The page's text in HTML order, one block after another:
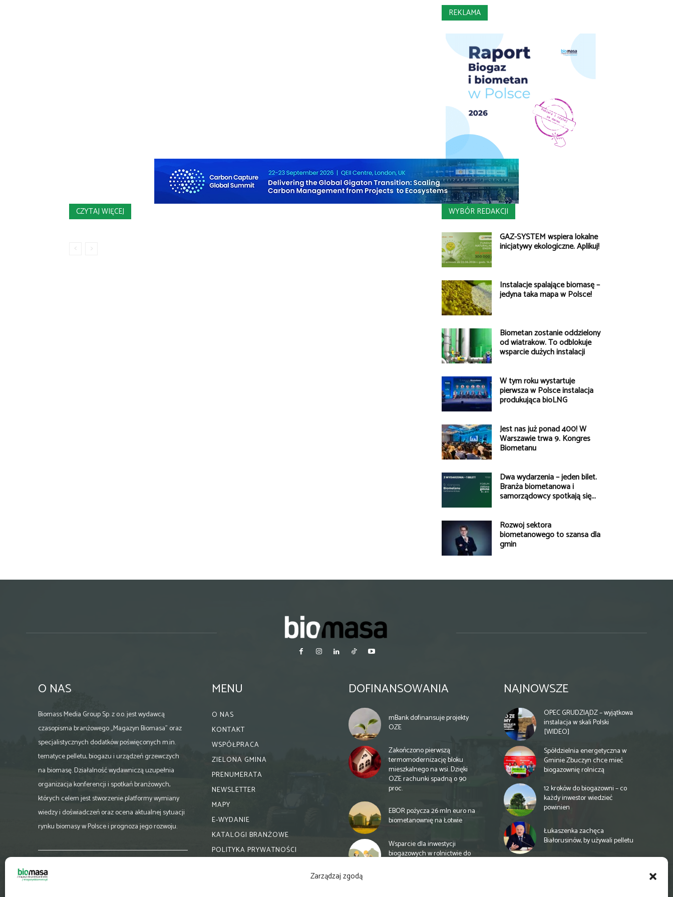
Zarządzaj zgodą
REKLAMA
CZYTAJ WIĘCEJ WYBÓR REDAKCJI
GAZ-SYSTEM wspiera lokalne
inicjatywy ekologiczne. Aplikuj!
Instalacje spalające biomasę –
jedyna taka mapa w Polsce!
Biometan zostanie oddzielony
od wiatraków. To odblokuje
wsparcie dużych instalacji
W tym roku wystartuje
pierwsza w Polsce instalacja
produkująca bioLNG
Jest nas już ponad 400! W
Warszawie trwa 9. Kongres
Biometanu
Dwa wydarzenia – jeden bilet.
Branża biometanowa i
samorządowcy spotkają się...
Rozwój sektora
biometanowego to szansa dla
gmin
O NAS
Biomass Media Group Sp. z o.o. jest wydawcą
czasopisma branżowego „Magazyn Biomasa” oraz
specjalistycznych dodatków poświęconych m.in.
tematyce pelletu, biogazu i urządzeń grzewczych
na biomasę. Działalność wydawniczą uzupełnia
organizacja konferencji i spotkań branżowych,
których celem jest stworzenie platformy wymiany
wiedzy i doświadczeń oraz ocena aktualnej sytuacji
rynku biomasy w Polsce i prognoza jego rozwoju.
biuro@magazynbiomasa.pl
MENU
O NAS
KONTAKT
WSPÓŁPRACA
ZIELONA GMINA
PRENUMERATA
NEWSLETTER
MAPY
E-WYDANIE
KATALOGI BRANŻOWE
POLITYKA PRYWATNOŚCI
DOFINANSOWANIA
mBank dofinansuje projekty
OZE
Zakończono pierwszą
termomodernizację bloku
mieszkalnego na wsi. Dzięki
OZE rachunki spadną o 90
proc.
EBOR pożycza 26 mln euro na
biometanownię na Łotwie
Wsparcie dla inwestycji
biogazowych w rolnictwie do
NAJNOWSZE
OPEC GRUDZIĄDZ – wyjątkowa
instalacja w skali Polski
[WIDEO]
Spółdzielnia energetyczna w
Gminie Zbuczyn chce mieć
biogazownię rolniczą
12 kroków do biogazowni – co
każdy inwestor wiedzieć
powinien
Łukaszenka zachęca
Białorusinów, by używali pelletu